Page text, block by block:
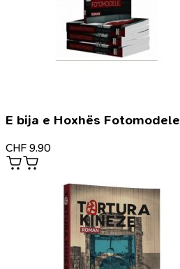
E bija e Hoxhës Fotomodele
CHF 9.90